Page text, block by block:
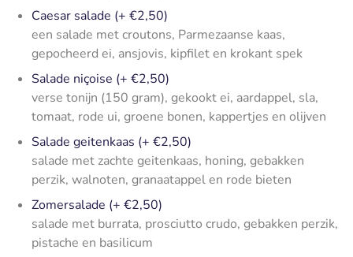
Caesar salade (+ €2,50)
een salade met croutons, Parmezaanse kaas,
gepocheerd ei, ansjovis, kipfilet en krokant spek
Salade niçoise (+ €2,50)
verse tonijn (150 gram), gekookt ei, aardappel, sla,
tomaat, rode ui, groene bonen, kappertjes en olijven
Salade geitenkaas (+ €2,50)
salade met zachte geitenkaas, honing, gebakken
perzik, walnoten, granaatappel en rode bieten
Zomersalade (+ €2,50)
salade met burrata, prosciutto crudo, gebakken perzik,
pistache en basilicum